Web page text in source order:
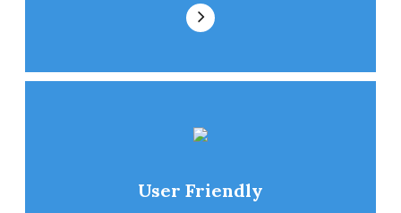
User Friendly